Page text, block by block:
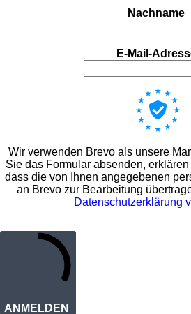
Nachname
E-Mail-
Wir verwenden Brevo als unsere
Sie das Formular absenden,
dass die von Ihnen angegebenen
an Brevo zur Bearbeitung
Datenschutzerklärung
ANMELDEN